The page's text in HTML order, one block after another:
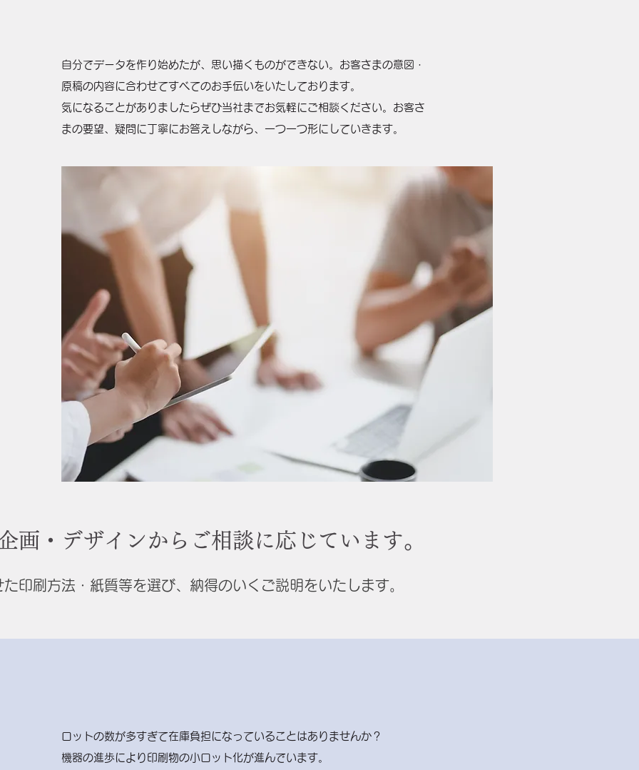
自分でデータを作り始めたが、思い描くものができない。お客さまの意図・
原稿の内容に合わせてすべてのお手伝いをいたしております。
気になることがありましたらぜひ当社までお気軽にご相談ください。お客さ
まの要望、疑問に丁寧にお答えしながら、一つ一つ形にしていきます。
画・デザインからご相談に応じています。
印刷方法・紙質等を選び、納得のいくご説明をいたします。
ロットの数が多すぎて在庫負担になっていることはありませんか？
機器の進歩により印刷物の小ロット化が進んでいます。